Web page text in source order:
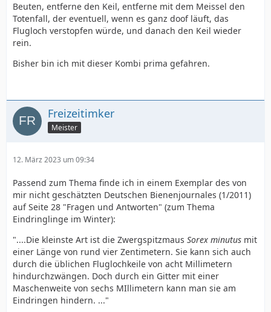
Beuten, entferne den Keil, entferne mit dem Meissel den
Totenfall, der eventuell, wenn es ganz doof läuft, das
Flugloch verstopfen würde, und danach den Keil wieder
rein.
Bisher bin ich mit dieser Kombi prima gefahren.
Freizeitimker
Meister
12. März 2023 um 09:34
Passend zum Thema finde ich in einem Exemplar des von
mir nicht geschätzten Deutschen Bienenjournales (1/2011)
auf Seite 28 "Fragen und Antworten" (zum Thema
Eindringlinge im Winter):
"....Die kleinste Art ist die Zwergspitzmaus Sorex minutus mit
einer Länge von rund vier Zentimetern. Sie kann sich auch
durch die üblichen Fluglochkeile von acht Millimetern
hindurchzwängen. Doch durch ein Gitter mit einer
Maschenweite von sechs MIllimetern kann man sie am
Eindringen hindern. ..."